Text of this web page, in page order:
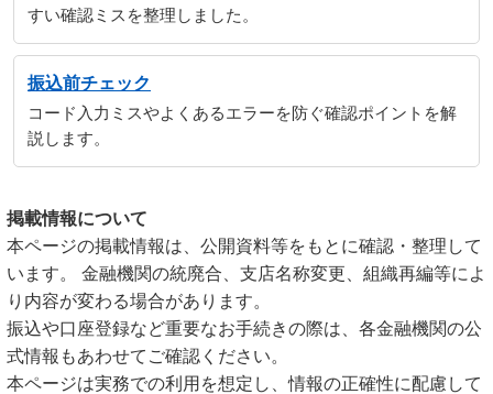
すい確認ミスを整理しました。
振込前チェック
コード入力ミスやよくあるエラーを防ぐ確認ポイントを解
説します。
掲載情報について
本ページの掲載情報は、公開資料等をもとに確認・整理して
います。 金融機関の統廃合、支店名称変更、組織再編等によ
り内容が変わる場合があります。
振込や口座登録など重要なお手続きの際は、各金融機関の公
式情報もあわせてご確認ください。
本ページは実務での利用を想定し、情報の正確性に配慮して